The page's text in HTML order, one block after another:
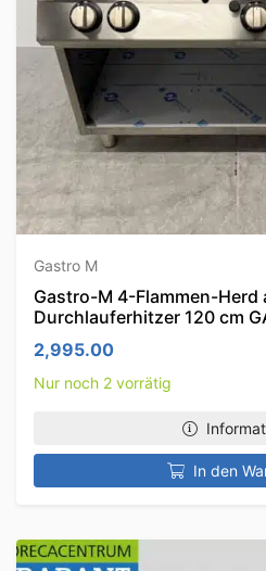
Gastro M
Gastro-M 4-Flammen-Herd
Durchlauferhitzer 120 cm
2,995.00
Nur noch 2 vorrätig
In den